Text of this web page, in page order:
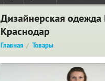
Дизайнерская одежда
Краснодар
Главная Товары